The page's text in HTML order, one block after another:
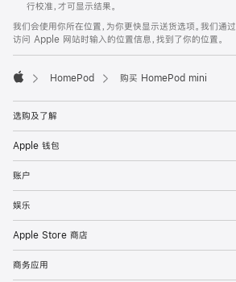
行校准，才可显示结果。
我们会使用你所在位置，为你更快显示送货选项。我们通
访问 Apple 网站时输入的位置信息，找到了你的位置。
HomePod 购买 HomePod mini
选购及了解
Apple 钱包
账户
娱乐
Apple Store 商店
商务应用